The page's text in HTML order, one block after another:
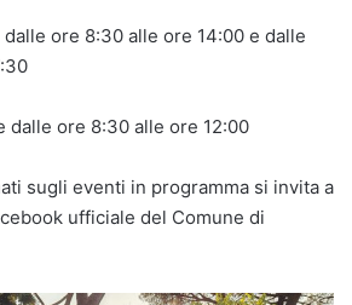
ore 8:30 alle ore 14:00 e dalle
dalle ore 8:30 alle ore 12:00
sugli eventi in programma si invita a
ufficiale del Comune di